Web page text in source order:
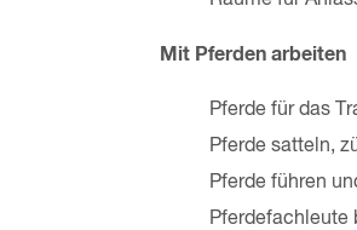
Mit Pferden arbeiten
Pferde für das
Pferde satteln,
Pferde führen
Pferdefachleute